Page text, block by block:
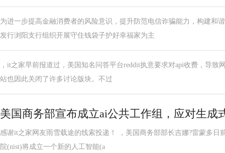
为进一步提高金融消费者的风险意识，提升防范电信诈骗能力，构建和
发行浏阳支行组织开展守住钱袋子护好幸福家为主
，it之家早前报道过，美国知名问答平台reddit执意要求对api收费，导致
站也因此关闭了许多讨论版块。不过
美国商务部宣布成立ai公共工作组，应对生成
感谢it之家网友雨雪载途的线索投递！ ，美国商务部部长吉娜?雷蒙多日
院(nist)将成立一个新的人工智能(a